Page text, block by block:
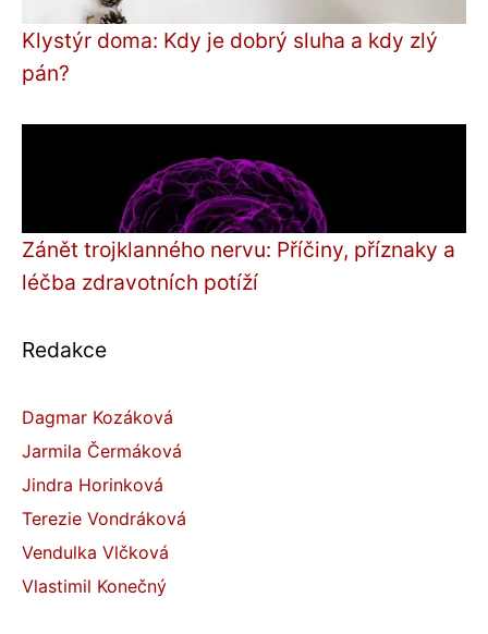
Klystýr doma: Kdy je dobrý sluha a kdy zlý
pán?
Zánět trojklanného nervu: Příčiny, příznaky a
léčba zdravotních potíží
Redakce
Dagmar Kozáková
Jarmila Čermáková
Jindra Horinková
Terezie Vondráková
Vendulka Vlčková
Vlastimil Konečný